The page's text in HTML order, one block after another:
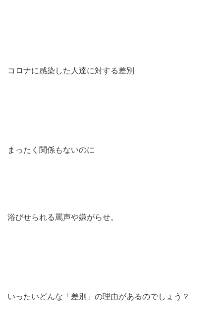
コロナに感染した人達に対する差別
まったく関係もないのに
浴びせられる罵声や嫌がらせ。
いったいどんな「差別」の理由があるのでしょう？